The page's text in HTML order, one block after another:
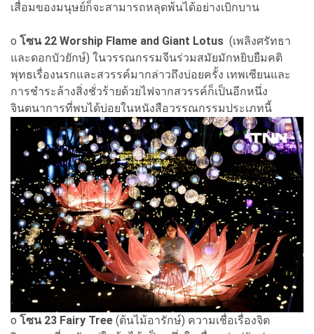
เสื่อมของมนุษย์ก็จะสามารถหลุดพ้นได้อย่างเบิกบาน
o โซน 22 Worship Flame and Giant Lotus (เพลิงศรัทธา
และดอกบัวยักษ์) ในวรรณกรรมจีนร่วมสมัยมักหยิบยืมคติ
พุทธเรื่องนรกและสวรรค์มากล่าวถึงบ่อยครั้ง เทพเซียนและ
การชำระล้างสิ่งชั่วร้ายด้วยไฟจากสวรรค์ก็เป็นอีกหนึ่ง
จินตนาการที่พบได้บ่อยในหนังสือวรรณกรรมประเภทนี้
o โซน 23 Fairy Tree (ต้นไม้อารักษ์) ความเชื่อเรื่องจิต